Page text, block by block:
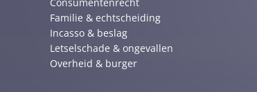
Familie & echtscheiding
Incasso & beslag
Letselschade & ongevallen
Overheid & burger